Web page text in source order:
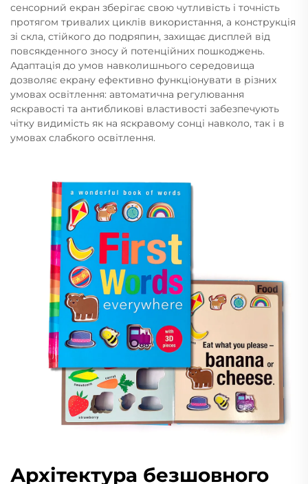
сенсорний екран зберігає свою чутливість і точність
протягом тривалих циклів використання, а конструкція
зі скла, стійкого до подряпин, захищає дисплей від
повсякденного зносу й потенційних пошкоджень.
Адаптація до умов навколишнього середовища
дозволяє екрану ефективно функціонувати в різних
умовах освітлення: автоматична регулювання
яскравості та антибликові властивості забезпечують
чітку видимість як на яскравому сонці навколо, так і в
умовах слабкого освітлення.
Архітектура безшовного